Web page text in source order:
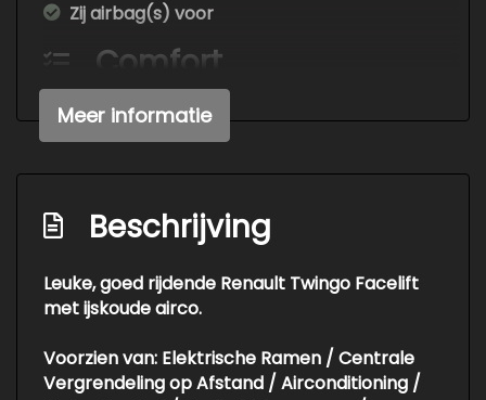
Zij airbag(s) voor
Comfort
Boordcomputer
Cruise control
Meer informatie
Beschrijving
Leuke, goed rijdende Renault Twingo Facelift
met ijskoude airco.
Voorzien van: Elektrische Ramen / Centrale
Vergrendeling op Afstand / Airconditioning /